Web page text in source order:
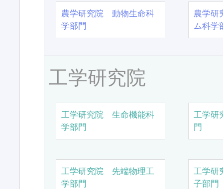
農学研究院 動物生命科
学部門
農学
ム科学
工学研究院
工学研究院 生命機能科
学部門
工学研
門
工学研究院 先端物理工
学部門
工学研
子部門